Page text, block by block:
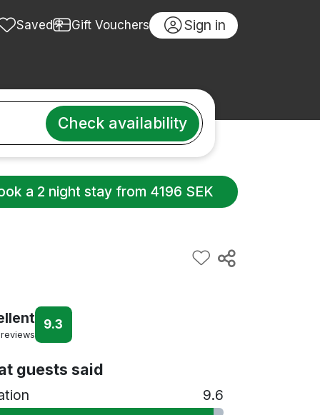
Saved Gift Vouchers Sign in
Check availability
a 2 night stay from 4196 SEK
9.3
guests said
9.6